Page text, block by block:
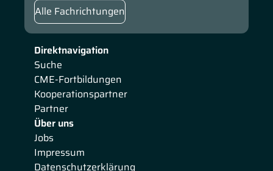
Direktnavigation
Suche
CME-Fortbildungen
Kooperationspartner
Partner
Über uns
Jobs
Impressum
Datenschutzerklärung
Alle Fachrichtungen